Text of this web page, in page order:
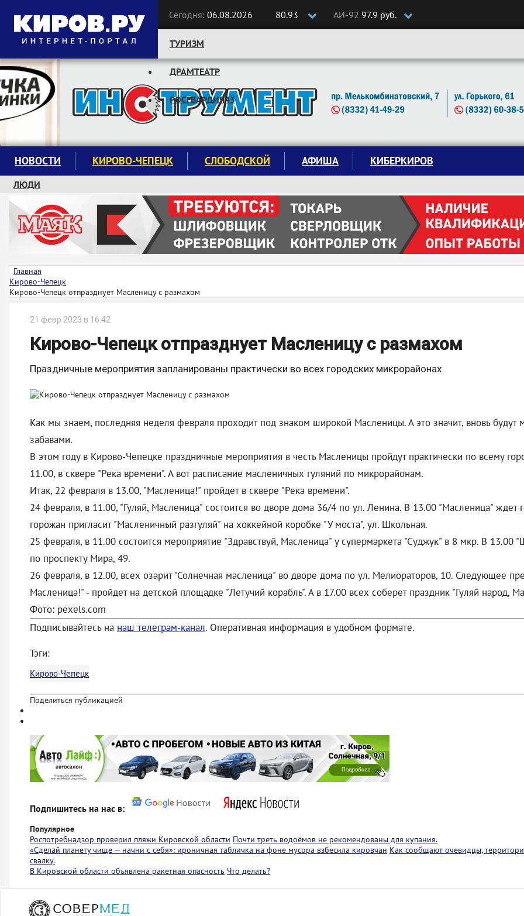
Сегодня: 06.08.2026 80.93 АИ-92 97.9 руб.
Следите за новостями:
ТУРИЗМ
ДРАМТЕАТР
РОСГВАРДИЯ43
НОВОСТИ КИРОВО-ЧЕПЕЦК СЛОБОДСКОЙ АФИША КИБЕРКИРОВ
ЛЮДИ
КРУЖКИ И СЕКЦИИ
ЗАВОДУ "МАЯК" 85 ЛЕТ
ЭКОЛОГИЯ
Главная
Кирово-Чепецк
Кирово-Чепецк отпразднует Масленицу с размахом
21 февр 2023 в 16:42
Кирово-Чепецк отпразднует Масленицу с размахом
Праздничные мероприятия запланированы практически во всех городских микрорайонах
Как мы знаем, последняя неделя февраля проходит под знаком широкой Масленицы. А это значит, вновь
забавами.
В этом году в Кирово-Чепецке праздничные мероприятия в честь Масленицы пройдут практически по всему
11.00, в сквере "Река времени". А вот расписание масленичных гуляний по микрорайонам.
Итак, 22 февраля в 13.00, "Масленица!" пройдет в сквере "Река времени".
24 февраля, в 11.00, "Гуляй, Масленица" состоится во дворе дома 36/4 по ул. Ленина. В 13.00 "Масленица"
горожан пригласит "Масленичный разгуляй" на хоккейной коробке "У моста", ул. Школьная.
25 февраля, в 11.00 состоится мероприятие "Здравствуй, Масленица" у супермаркета "Суджук" в 8 мкр. В
по проспекту Мира, 49.
26 февраля, в 12.00, всех озарит "Солнечная масленица" во дворе дома по ул. Мелиораторов, 10. Следующее
Масленица!" - пройдет на детской площадке "Летучий корабль". А в 17.00 всех соберет праздник "Гуляй народ,
Фото: pexels.com
Подписывайтесь на наш телеграм-канал. Оперативная информация в удобном формате.
Тэги:
Кирово-Чепецк
Поделиться публикацией
Подпишитесь на нас в:
Популярное
Роспотребнадзор проверил пляжи Кировской области Почти треть водоёмов не рекомендованы для купания.
«Сделай планету чище — начни с себя»: ироничная табличка на фоне мусора взбесила кировчан Как сообщают очевидцы,
свалку.
В Кировской области объявлена ракетная опасность Что делать?